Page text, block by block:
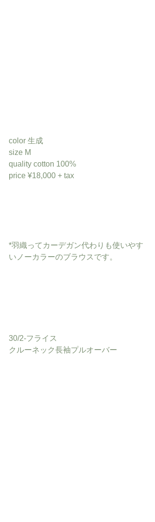
color 生成
size M
quality cotton 100%
price ¥18,000 + tax
*羽織ってカーデガン代わりも使いやす
いノーカラーのブラウスです。
30/2-フライス
クルーネック長袖プルオーバー